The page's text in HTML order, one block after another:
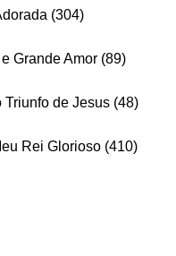
(304)
Grande Amor (89)
Triunfo de Jesus (48)
Rei Glorioso (410)